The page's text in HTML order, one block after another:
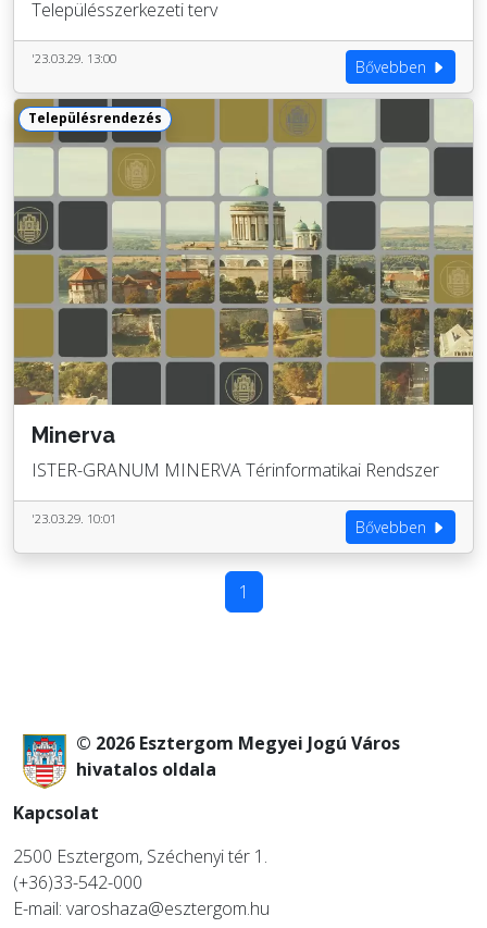
Településszerkezeti terv
'23.03.29. 13:00 Bővebben
Településrendezés
Minerva
ISTER-GRANUM MINERVA Térinformatikai Rendszer
'23.03.29. 10:01 Bővebben
1
© 2026 Esztergom Megyei Jogú Város
hivatalos oldala
Kapcsolat
2500 Esztergom, Széchenyi tér 1.
(+36)33-542-000
E-mail: varoshaza@esztergom.hu